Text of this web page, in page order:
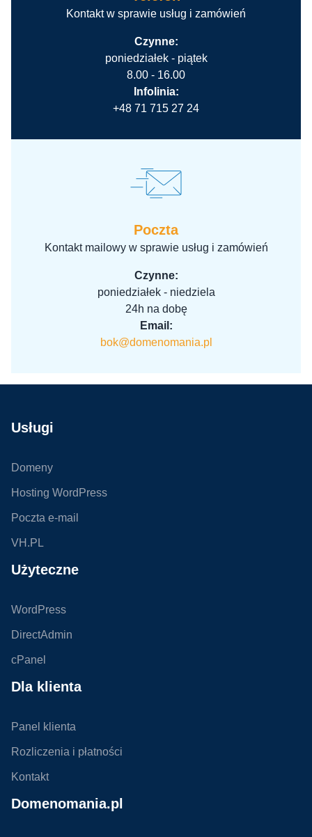
Kontakt w sprawie usług i zamówień
Czynne:
poniedziałek - piątek
8.00 - 16.00
Infolinia:
+48 71 715 27 24
Poczta
Kontakt mailowy w sprawie usług i zamówień
Czynne:
poniedziałek - niedziela
24h na dobę
Email:
bok@domenomania.pl
Usługi
Domeny
Hosting WordPress
Poczta e-mail
VH.PL
Użyteczne
WordPress
DirectAdmin
cPanel
Dla klienta
Panel klienta
Rozliczenia i płatności
Kontakt
Domenomania.pl